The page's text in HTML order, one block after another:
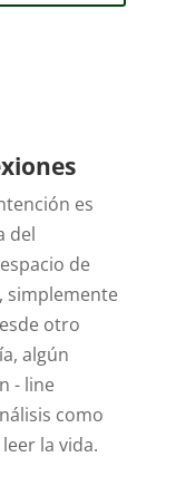
es
del
de
simplemente
otro
algún
- line
como
la vida.